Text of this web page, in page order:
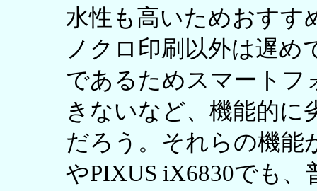
水性も高いためおすす
ノクロ印刷以外は遅
であるためスマートフ
きないなど、機能的に
だろう。それらの機能
やPIXUS iX6830でも